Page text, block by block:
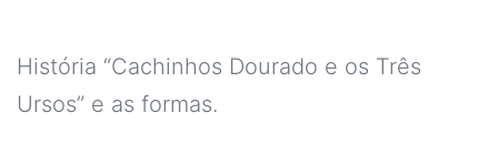
História “Cachinhos Dourado e os Três
Ursos” e as formas.